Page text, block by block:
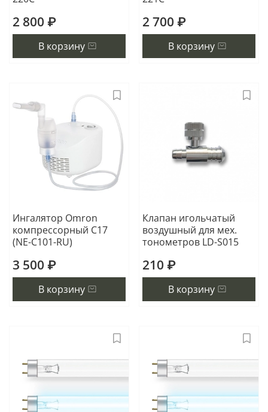
2 800 ₽
В корзину
2 700 ₽
В корзину
Ингалятор Omron
компрессорный C17
(NE-C101-RU)
3 500 ₽
В корзину
Клапан игольчатый
воздушный для мех.
тонометров LD-S015
210 ₽
В корзину